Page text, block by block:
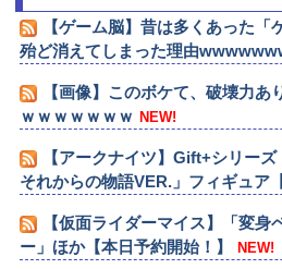
【ゲーム脳】昔は多くあった
殆ど消えてしまった理由
【画像】このボケて、破壊力あ
ｗｗｗｗｗｗｗ NEW!
【アークナイツ】Gift+シリー
それからの物語VER.」フィギュア
【仮面ライダーマイス】「変
ー」ほか【本日予約開始！】
NEW!